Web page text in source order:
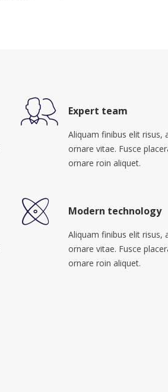
Expert team
Aliquam finibus elit risus,
ornare vitae. Fusce
ornare roin aliquet.
Modern technology
Aliquam finibus elit risus,
ornare vitae. Fusce
ornare roin aliquet.